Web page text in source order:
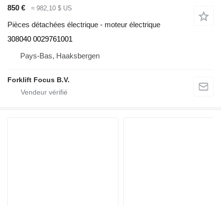
850 € ≈ 982,10 $ US
Pièces détachées électrique - moteur électrique
308040 0029761001
Pays-Bas, Haaksbergen
Forklift Focus B.V.